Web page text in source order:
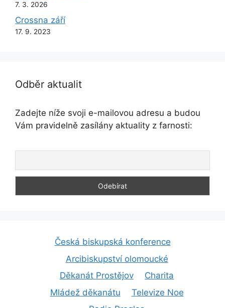
7. 3. 2026
Crossna září
17. 9. 2023
Odběr aktualit
Zadejte níže svoji e-mailovou adresu a budou
Vám pravidelně zasílány aktuality z farnosti:
Česká biskupská konference
Arcibiskupství olomoucké
Děkanát Prostějov
Charita
Mládež děkanátu
Televize Noe